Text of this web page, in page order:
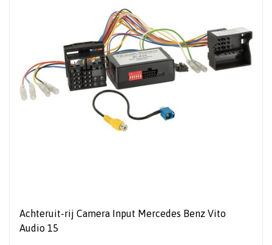
Achteruit-rij Camera Input Mercedes Benz Vito
Audio 15